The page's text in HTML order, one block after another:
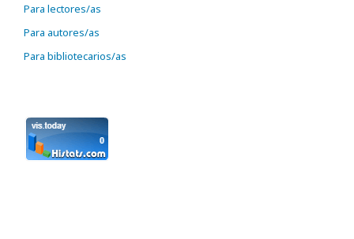
Para lectores/as
Para autores/as
Para bibliotecarios/as